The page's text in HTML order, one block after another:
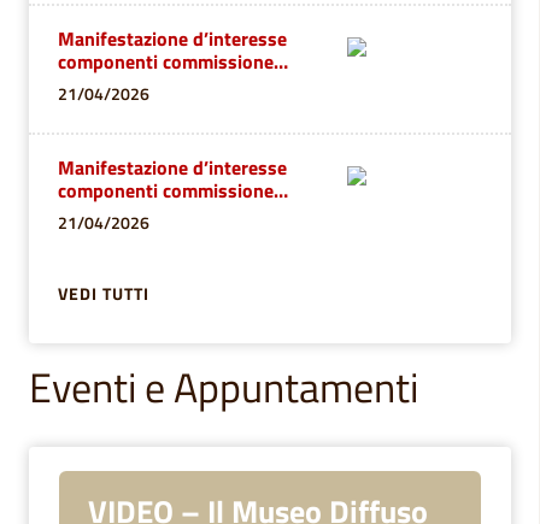
Manifestazione d’interesse
componenti commissione
direttore
21/04/2026
Manifestazione d’interesse
componenti commissione
consulente del lavoro
21/04/2026
VEDI TUTTI
Eventi e Appuntamenti
VIDEO – Il Museo Diffuso